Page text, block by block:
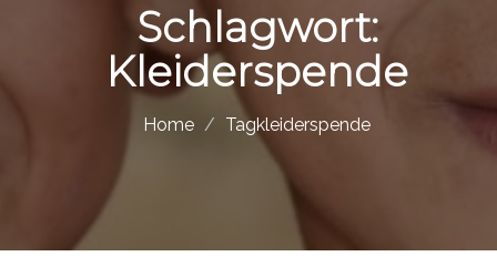
Schlagwort:
Kleiderspende
Home Tagkleiderspende